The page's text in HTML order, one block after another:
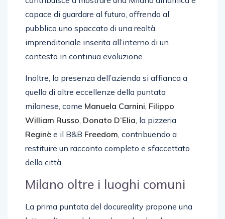
capace di guardare al futuro, offrendo al
pubblico uno spaccato di una realtà
imprenditoriale inserita all’interno di un
contesto in continua evoluzione.
Inoltre, la presenza dell’azienda si affianca a
quella di altre eccellenze della puntata
milanese, come Manuela Carnini, Filippo
William Russo, Donato D’Elia, la pizzeria
Reginè e il B&B Freedom, contribuendo a
restituire un racconto completo e sfaccettato
della città.
Milano oltre i luoghi comuni
La prima puntata del docureality propone una